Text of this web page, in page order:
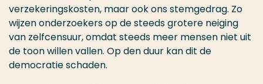
verzekeringskosten, maar ook ons stemgedrag. Zo
wijzen onderzoekers op de steeds grotere neiging
van zelfcensuur, omdat steeds meer mensen niet uit
de toon willen vallen. Op den duur kan dit de
democratie schaden.